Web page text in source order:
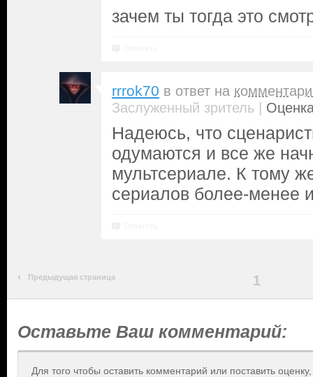
зачем ты тогда это
rrrok70 в ответ на
Заслуженный зритель |
Надеюсь, что
одумаются и все же
мультсериале. К тому
сериалов более-менее
Предыдущая страница 1
Оставьте Ваш комментарий:
Для того чтобы оставить комментарий или поставить